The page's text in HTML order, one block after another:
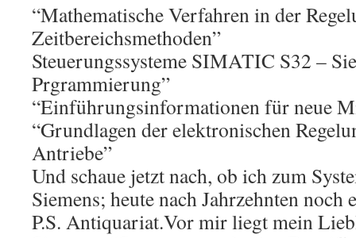
“Mathematische Verfahren in der
Zeitbereichsmethoden”
Steuerungssysteme SIMATIC S32 –
Prgrammierung”
“Einführungsinformationen für neue
“Grundlagen der elektronischen
Antriebe”
Und schaue jetzt nach, ob ich zum
Siemens; heute nach Jahrzehnten noch
P.S. Antiquariat.Vor mir liegt mein